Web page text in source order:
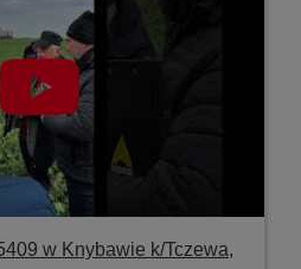
w Knybawie k/Tczewa,